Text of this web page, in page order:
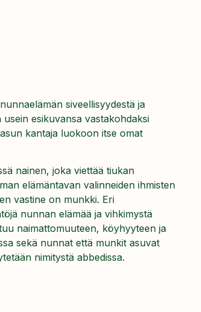
siveellisyydestä ja
esikuvansa vastakohdaksi
kantaja luokoon itse omat
nainen, joka viettää tiukan
elämäntavan valinneiden ihmisten
vastine on munkki. Eri
nunnan elämää ja vihkimystä
naimattomuuteen, köyhyyteen ja
sekä nunnat että munkit asuvat
nimitystä abbedissa.